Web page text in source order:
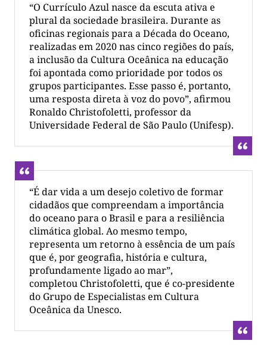
“O Currículo Azul nasce da escuta ativa e
plural da sociedade brasileira. Durante as
oficinas regionais para a Década do Oceano,
realizadas em 2020 nas cinco regiões do país,
a inclusão da Cultura Oceânica na educação
foi apontada como prioridade por todos os
grupos participantes. Esse passo é, portanto,
uma resposta direta à voz do povo”, afirmou
Ronaldo Christofoletti, professor da
Universidade Federal de São Paulo (Unifesp).
“É dar vida a um desejo coletivo de formar
cidadãos que compreendam a importância
do oceano para o Brasil e para a resiliência
climática global. Ao mesmo tempo,
representa um retorno à essência de um país
que é, por geografia, história e cultura,
profundamente ligado ao mar”,
completou Christofoletti, que é co-presidente
do Grupo de Especialistas em Cultura
Oceânica da Unesco.